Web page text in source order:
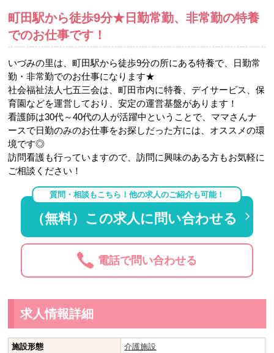
町田駅から徒歩9分★日勤常勤、非常勤の特養
でのお仕事です！
いづみの里は、町田駅から徒歩9分の所にある特養で、日勤常
勤・非常勤でのお仕事になります★
社会福祉法人七五三会は、町田市内に特養、デイサービス、保
育園などを運営しており、安定の運営基盤があります！
看護師は30代～40代の人が活躍中ということで、ママさんナ
ースで日勤のみのお仕事をお探しだった方には、オススメの環
境です◎
訪問看護も行っていますので、訪問に興味のある方もお気軽に
ご相談ください！
質問・相談もこちら！他の求人のご紹介も可能！
（無料）この求人に問い合わせる
電話で問い合わせる
求人情報詳細
施設形態
介護施設